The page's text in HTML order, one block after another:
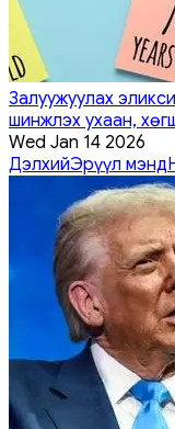
Залуужуулах
шинжлэх ухаан,
Wed Jan 14 2026
ДэлхийЭрүүл мэнд